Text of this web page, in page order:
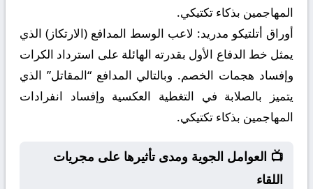
المهاجمين بذكاء تكتيكي.
أوراق أتلتيكو مدريد: لاعب الوسط المدافع (الارتكاز) الذي
يمثل خط الدفاع الأول بقدرته الهائلة على استرداد الكرات
وإفساد هجمات الخصم. وبالتالي المدافع “المقاتل” الذي
يتميز بالصلابة في التغطية العكسية وإفساد انفرادات
المهاجمين بذكاء تكتيكي.
📺 العوامل الجوية ومدى تأثيرها على مجريات
اللقاء